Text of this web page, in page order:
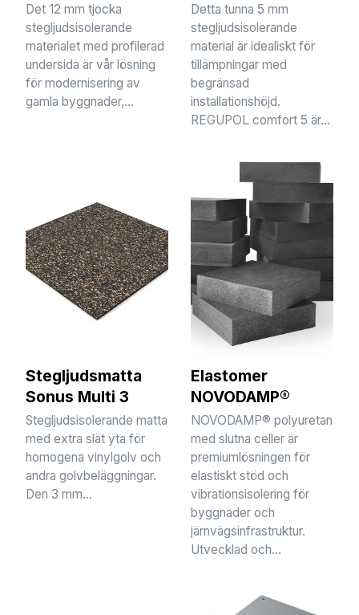
Det 12 mm tjocka
stegljudsisolerande
materialet med profilerad
undersida är vår lösning
för modernisering av
gamla byggnader,...
Detta tunna 5 mm
stegljudsisolerande
material är idealiskt för
tillämpningar med
begränsad
installationshöjd.
REGUPOL comfort 5 är...
Stegljudsmatta
Sonus Multi 3
Stegljudsisolerande matta
med extra slät yta för
homogena vinylgolv och
andra golvbeläggningar.
Den 3 mm...
Elastomer
NOVODAMP®
NOVODAMP® polyuretan
med slutna celler är
premiumlösningen för
elastiskt stöd och
vibrationsisolering för
byggnader och
järnvägsinfrastruktur.
Utvecklad och...